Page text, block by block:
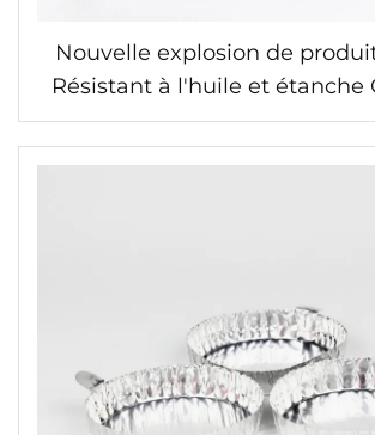
Nouvelle explosion de
Résistant à l'huile et étanche
en aluminium carré pour
Alimentaire